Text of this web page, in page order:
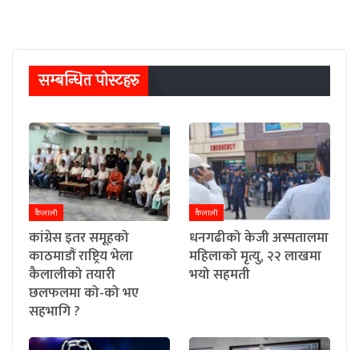
सम्बन्धित पाेस्टहरु
कैलाली
कांग्रेस इतर समूहको
काठमाडौं राष्ट्रिय भेला
कैलालीको तयारी
छलफलमा को-को भए
सहभागि ?
कैलाली
धनगढीको केजी अस्पतालमा
महिलाको मृत्यु, २२ लाखमा
भयो सहमती